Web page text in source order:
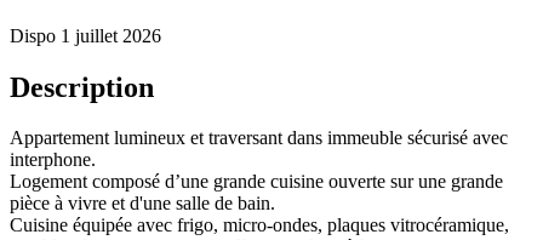
Dispo 1 juillet 2026
Description
Appartement lumineux et traversant dans immeuble sécurisé avec
interphone.
Logement composé d’une grande cuisine ouverte sur une grande
pièce à vivre et d'une salle de bain.
Cuisine équipée avec frigo, micro-ondes, plaques vitrocéramique,